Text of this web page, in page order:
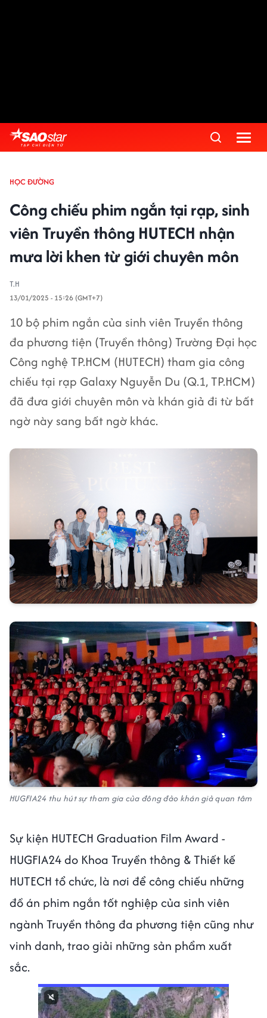
HỌC ĐƯỜNG
Công chiếu phim ngắn tại rạp, sinh
viên Truyền thông HUTECH nhận
mưa lời khen từ giới chuyên môn
T.H
13/01/2025 - 15:26 (GMT+7)
10 bộ phim ngắn của sinh viên Truyền thông
đa phương tiện (Truyền thông) Trường Đại học
Công nghệ TP.HCM (HUTECH) tham gia công
chiếu tại rạp Galaxy Nguyễn Du (Q.1, TP.HCM)
đã đưa giới chuyên môn và khán giả đi từ bất
ngờ này sang bất ngờ khác.
HUGFIA24 thu hút sự tham gia của đông đảo khán giả quan tâm
Sự kiện HUTECH Graduation Film Award -
HUGFIA24 do Khoa Truyền thông & Thiết kế
HUTECH tổ chức, là nơi để công chiếu những
đồ án phim ngắn tốt nghiệp của sinh viên
ngành Truyền thông đa phương tiện cũng như
vinh danh, trao giải những sản phẩm xuất
sắc.